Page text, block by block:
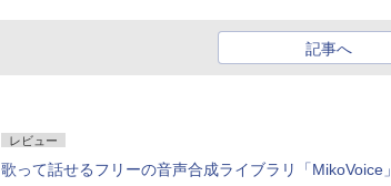
記事へ
レビュー
歌って話せるフリーの音声合成ライブラリ「MikoVoice」